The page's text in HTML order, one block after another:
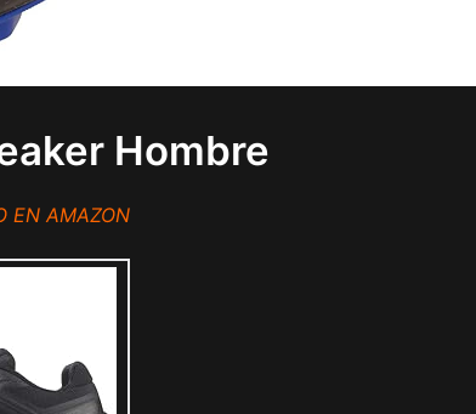
Hombre
EN AMAZON